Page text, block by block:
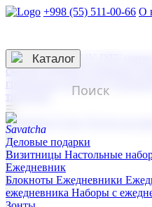
+998 (55) 511-00-66 О
3D гравировка
смолой (Doming)
гравировка твердая
тиснение
☰
Контакты
Каталог
Деловые подарки
Визитницы Настольные
Ежедневник
Блокноты Ежедневники
ежедневника Наборы с